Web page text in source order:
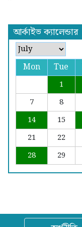
আর্কাইভ ক্যালেন্ডার
Mon Tue
1
7
8
14
15
21
22
28
29